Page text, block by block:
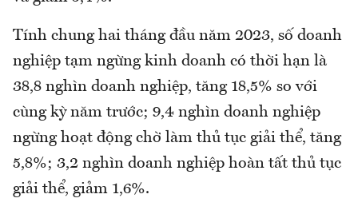
Tính chung hai tháng đầu năm 2023, số doanh
nghiệp tạm ngừng kinh doanh có thời hạn là
38,8 nghìn doanh nghiệp, tăng 18,5% so với
cùng kỳ năm trước; 9,4 nghìn doanh nghiệp
ngừng hoạt động chờ làm thủ tục giải thể, tăng
5,8%; 3,2 nghìn doanh nghiệp hoàn tất thủ tục
giải thể, giảm 1,6%.